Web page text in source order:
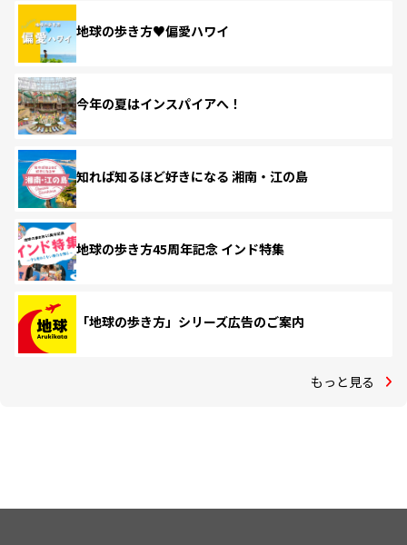
地球の歩き方♥偏愛ハワイ
今年の夏はインスパイアへ！
知れば知るほど好きになる 湘南・江の島
地球の歩き方45周年記念 インド特集
「地球の歩き方」シリーズ広告のご案内
もっと見る